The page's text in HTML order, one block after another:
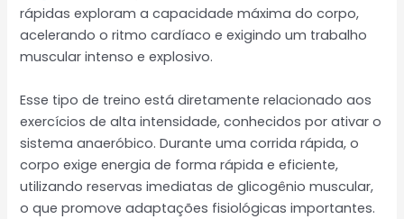
rápidas exploram a capacidade máxima do corpo,
acelerando o ritmo cardíaco e exigindo um trabalho
muscular intenso e explosivo.
Esse tipo de treino está diretamente relacionado aos
exercícios de alta intensidade, conhecidos por ativar o
sistema anaeróbico. Durante uma corrida rápida, o
corpo exige energia de forma rápida e eficiente,
utilizando reservas imediatas de glicogênio muscular,
o que promove adaptações fisiológicas importantes.